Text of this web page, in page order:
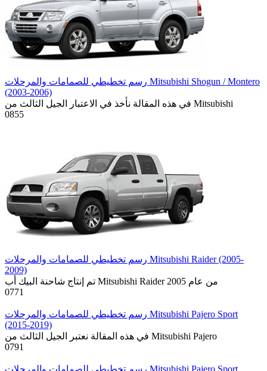
رسم تخطيطي للصمامات والمرحلات Mitsubishi Shogun / Montero
(2003-2006)
في هذه المقالة نأخذ في الاعتبار الجيل الثالث من Mitsubishi
0855
رسم تخطيطي للصمامات والمرحلات Mitsubishi Raider (2005-
2009)
تم إنتاج شاحنة البيك أب Mitsubishi Raider من عام 2005
0771
رسم تخطيطي للصمامات والمرحلات Mitsubishi Pajero Sport
(2015-2019)
في هذه المقالة نعتبر الجيل الثالث من Mitsubishi Pajero
0791